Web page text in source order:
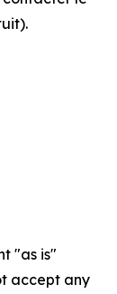
"as is"
accept any